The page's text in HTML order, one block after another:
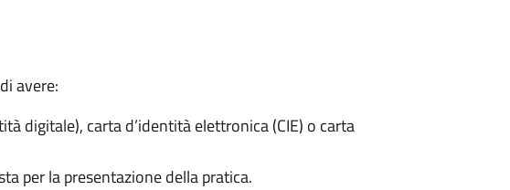
avere:
digitale), carta d’identità elettronica (CIE) o carta
per la presentazione della pratica.